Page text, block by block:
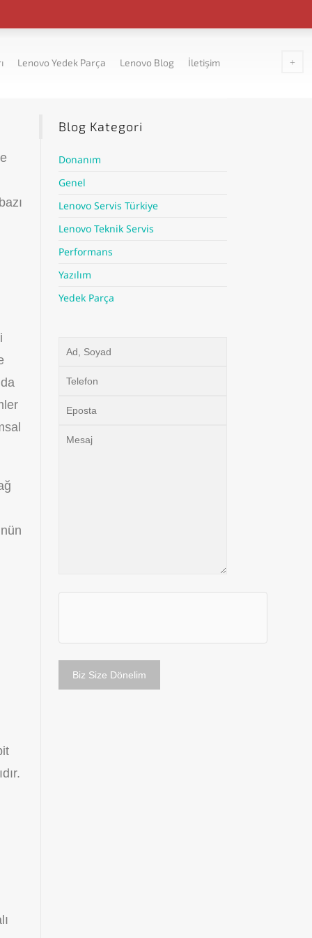
Lenovo Yedek Parça Lenovo Blog İletişim
Blog Kategori
Donanım
Genel
Lenovo Servis Türkiye
Lenovo Teknik Servis
Performans
Yazılım
Yedek Parça